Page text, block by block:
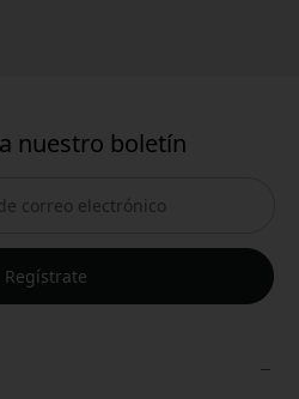
nuestro boletín
Regístrate